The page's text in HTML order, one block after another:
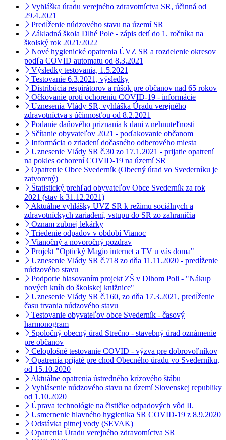
Vyhláška úradu verejného zdravotníctva SR, účinná od
29.4.2021
Predĺženie núdzového stavu na území SR
Základná škola Dlhé Pole - zápis detí do 1. ročníka na
školský rok 2021/2022
Nové hygienické opatrenia ÚVZ SR a rozdelenie okresov
podľa COVID automatu od 8.3.2021
Výsledky testovania, 1.5.2021
Testovanie 6.3.2021, výsledky
Distribúcia respirátorov a rúšok pre občanov nad 65 rokov
Očkovanie proti ochoreniu COVID-19 - informácie
Uznesenia Vlády SR, vyhláška Úradu verejného
zdravotníctva s účinnosťou od 8.2.2021
Podanie daňového priznania k dani z nehnuteľnosti
Sčítanie obyvateľov 2021 - poďakovanie občanom
Informácia o zriadení dočasného odberového miesta
Uznesenie Vlády SR č.30 zo 17.1.2021 - prijatie opatrení
na pokles ochorení COVID-19 na území SR
Opatrenie Obce Svederník (Obecný úrad vo Svederníku je
zatvorený)
Štatistický prehľad obyvateľov Obce Svederník za rok
2021 (stav k 31.12.2021)
Aktuálne vyhlášky UVZ SR k režimu sociálnych a
zdravotníckych zariadení, vstupu do SR zo zahraničia
Oznam zubnej lekárky
Triedenie odpadov v období Vianoc
Vianočný a novoročný pozdrav
Projekt "Optický Magio internet a TV u vás doma"
Uznesenie Vlády SR č.718 zo dňa 11.11.2020 - predĺženie
núdzového stavu
Podporte hlasovaním projekt ZŠ v Dlhom Poli - "Nákup
nových kníh do školskej knižnice"
Uznesenie Vlády SR č.160, zo dňa 17.3.2021, predĺženie
času trvania núdzového stavu
Testovanie obyvateľov obce Svederník - časový
harmonogram
Spoločný obecný úrad Strečno - stavebný úrad oznámenie
pre občanov
Celoplošné testovanie COVID - výzva pre dobrovoľníkov
Opatrenia prijaté pre chod Obecného úradu vo Svederníku,
od 15.10.2020
Aktuálne opatrenia ústredného krízového štábu
Vyhlásenie núdzového stavu na území Slovenskej republiky
od 1.10.2020
Úprava technológie na čističke odpadových vôd II.
Usmernenie hlavného hygienika SR COVID-19 z 8.9.2020
Odstávka pitnej vody (SEVAK)
Opatrenia Úradu verejného zdravotníctva SR